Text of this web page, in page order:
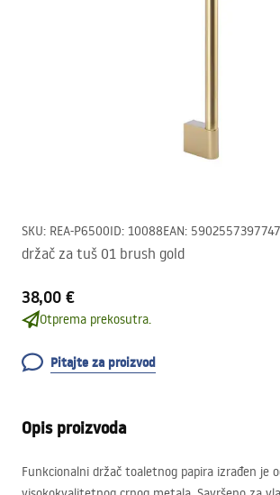
SKU: REA-P6500ID: 10088EAN: 5902557397747
držač za tuš 01 brush gold
38,00 €
Otprema prekosutra.
Pitajte za proizvod
Opis proizvoda
Funkcionalni držač toaletnog papira izrađen je